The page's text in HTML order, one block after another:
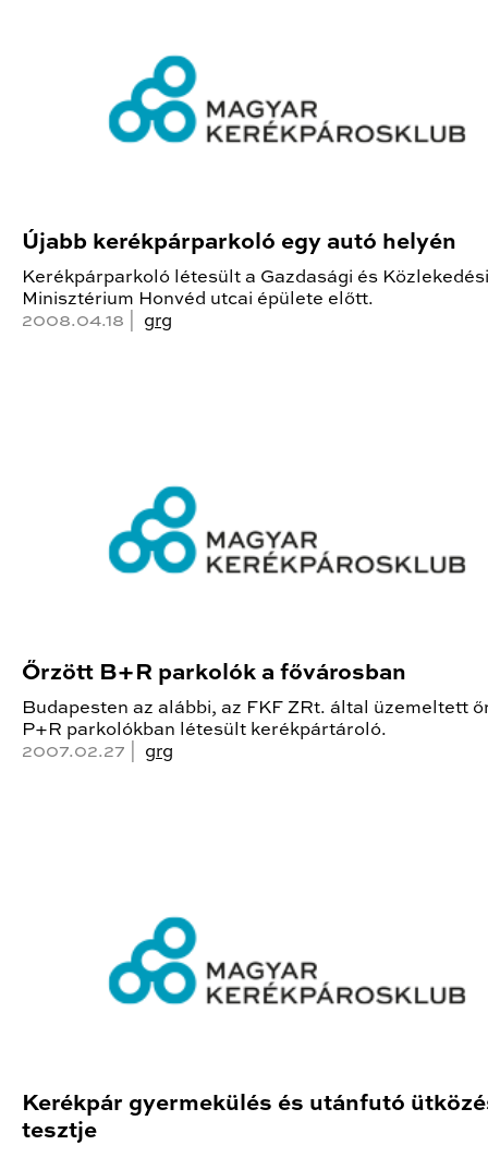
Újabb kerékpárparkoló egy autó helyén
Kerékpárparkoló létesült a Gazdasági és Közlekedési
Minisztérium Honvéd utcai épülete előtt.
2008.04.18 | grg
Őrzött B+R parkolók a fővárosban
Budapesten az alábbi, az FKF ZRt. által üzemeltett
P+R parkolókban létesült kerékpártároló.
2007.02.27 | grg
Kerékpár gyermekülés és utánfutó
tesztje